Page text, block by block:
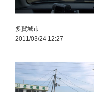
多賀城市
2011/03/24 12:27